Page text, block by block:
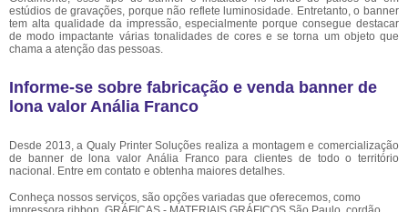
estúdios de gravações, porque não reflete luminosidade. Entretanto, o banner
tem alta qualidade da impressão, especialmente porque consegue destacar
de modo impactante várias tonalidades de cores e se torna um objeto que
chama a atenção das pessoas.
Informe-se sobre fabricação e venda banner de
lona valor Anália Franco
Desde 2013, a Qualy Printer Soluções realiza a montagem e comercialização
de banner de lona valor Anália Franco para clientes de todo o território
nacional. Entre em contato e obtenha maiores detalhes.
Conheça nossos serviços, são opções variadas que oferecemos, como